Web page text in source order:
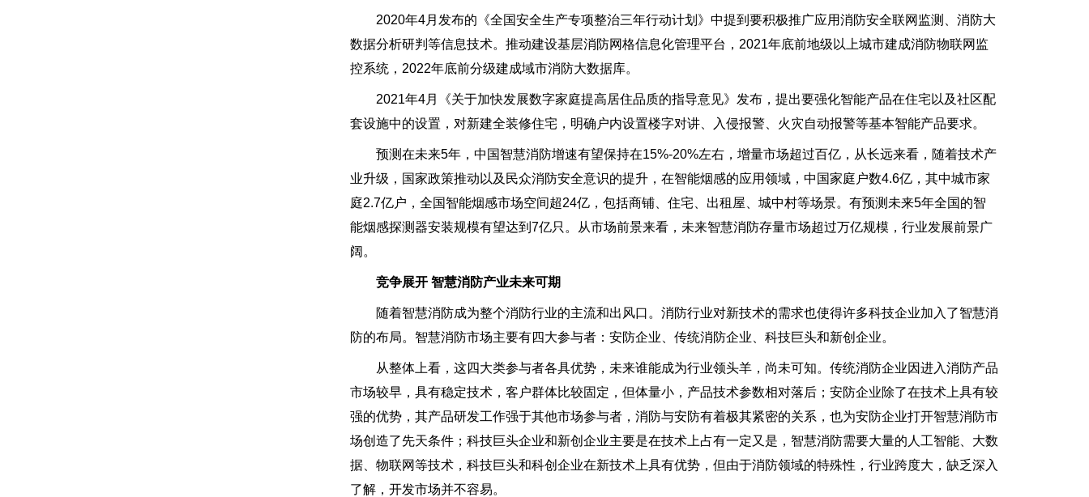
2020年4月发布的《全国安全生产专项整治三年行动计划》中提到要积极推广应用消防安全联网监测、消防大
数据分析研判等信息技术。推动建设基层消防网格信息化管理平台，2021年底前地级以上城市建成消防物联网监
控系统，2022年底前分级建成域市消防大数据库。
2021年4月《关于加快发展数字家庭提高居住品质的指导意见》发布，提出要强化智能产品在住宅以及社区配
套设施中的设置，对新建全装修住宅，明确户内设置楼字对讲、入侵报警、火灾自动报警等基本智能产品要求。
预测在未来5年，中国智慧消防增速有望保持在15%-20%左右，增量市场超过百亿，从长远来看，随着技术产
业升级，国家政策推动以及民众消防安全意识的提升，在智能烟感的应用领域，中国家庭户数4.6亿，其中城市家
庭2.7亿户，全国智能烟感市场空间超24亿，包括商铺、住宅、出租屋、城中村等场景。有预测未来5年全国的智
能烟感探测器安装规模有望达到7亿只。从市场前景来看，未来智慧消防存量市场超过万亿规模，行业发展前景广
阔。
竞争展开 智慧消防产业未来可期
随着智慧消防成为整个消防行业的主流和出风口。消防行业对新技术的需求也使得许多科技企业加入了智慧消
防的布局。智慧消防市场主要有四大参与者：安防企业、传统消防企业、科技巨头和新创企业。
从整体上看，这四大类参与者各具优势，未来谁能成为行业领头羊，尚未可知。传统消防企业因进入消防产品
市场较早，具有稳定技术，客户群体比较固定，但体量小，产品技术参数相对落后；安防企业除了在技术上具有较
强的优势，其产品研发工作强于其他市场参与者，消防与安防有着极其紧密的关系，也为安防企业打开智慧消防市
场创造了先天条件；科技巨头企业和新创企业主要是在技术上占有一定又是，智慧消防需要大量的人工智能、大数
据、物联网等技术，科技巨头和科创企业在新技术上具有优势，但由于消防领域的特殊性，行业跨度大，缺乏深入
了解，开发市场并不容易。